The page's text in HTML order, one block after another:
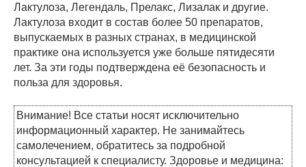
Лактулоза, Легендаль, Прелакс, Лизалак и другие.
Лактулоза входит в состав более 50 препаратов,
выпускаемых в разных странах, в медицинской
практике она используется уже больше пятидесяти
лет. За эти годы подтверждена её безопасность и
польза для здоровья.
Внимание! Все статьи носят исключительно
информационный характер. Не занимайтесь
самолечением, обратитесь за подробной
консультацией к специалисту. Здоровье и медицина: